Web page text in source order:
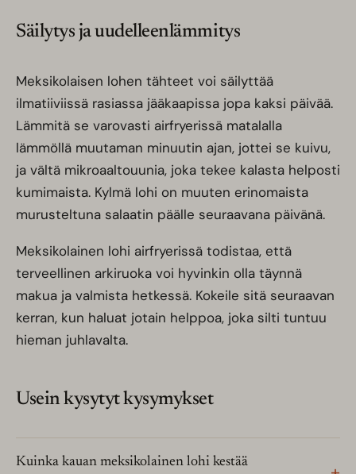
Säilytys ja uudelleenlämmitys
Meksikolaisen lohen tähteet voi säilyttää
ilmatiiviissä rasiassa jääkaapissa jopa kaksi päivää.
Lämmitä se varovasti airfryerissä matalalla
lämmöllä muutaman minuutin ajan, jottei se kuivu,
ja vältä mikroaaltouunia, joka tekee kalasta helposti
kumimaista. Kylmä lohi on muuten erinomaista
murusteltuna salaatin päälle seuraavana päivänä.
Meksikolainen lohi airfryerissä todistaa, että
terveellinen arkiruoka voi hyvinkin olla täynnä
makua ja valmista hetkessä. Kokeile sitä seuraavan
kerran, kun haluat jotain helppoa, joka silti tuntuu
hieman juhlavalta.
Usein kysytyt kysymykset
Kuinka kauan meksikolainen lohi kestää